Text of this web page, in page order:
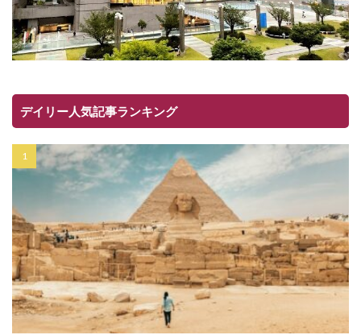
デイリー人気記事ランキング